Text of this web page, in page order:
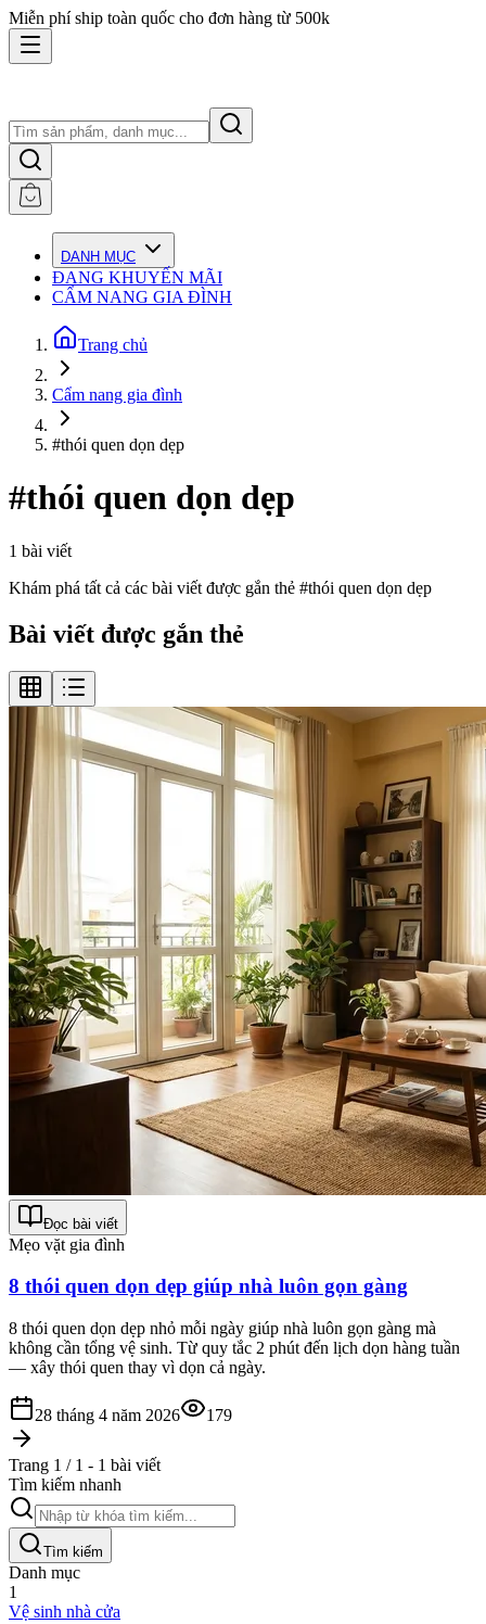
Miễn phí ship toàn quốc cho đơn hàng từ 500k
DANH MỤC
ĐANG KHUYẾN MÃI
CẨM NANG GIA ĐÌNH
Trang chủ
Cẩm nang gia đình
#thói quen dọn dẹp
#thói quen dọn dẹp
1 bài viết
Khám phá tất cả các bài viết được gắn thẻ #thói quen dọn dẹp
Bài viết được gắn thẻ
Đọc bài viết
Mẹo vặt gia đình
8 thói quen dọn dẹp giúp nhà luôn gọn gàng
8 thói quen dọn dẹp nhỏ mỗi ngày giúp nhà luôn gọn gàng mà
không cần tổng vệ sinh. Từ quy tắc 2 phút đến lịch dọn hàng tuần
— xây thói quen thay vì dọn cả ngày.
28 tháng 4 năm 2026 179
Trang 1 / 1 - 1 bài viết
Tìm kiếm nhanh
Tìm kiếm
Danh mục
1
Vệ sinh nhà cửa